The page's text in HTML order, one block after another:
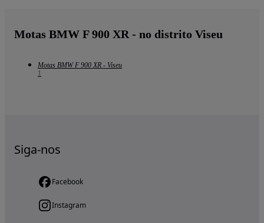
Motas BMW F 900 XR - no distrito Viseu
Motas BMW F 900 XR - Viseu
1
Siga-nos
Facebook
Instagram